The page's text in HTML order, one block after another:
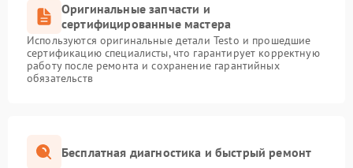
Оригинальные запчасти и
сертифицированные мастера
Используются оригинальные детали Testo и прошедшие
сертификацию специалисты, что гарантирует корректную
работу после ремонта и сохранение гарантийных
обязательств
Бесплатная диагностика и быстрый ремонт